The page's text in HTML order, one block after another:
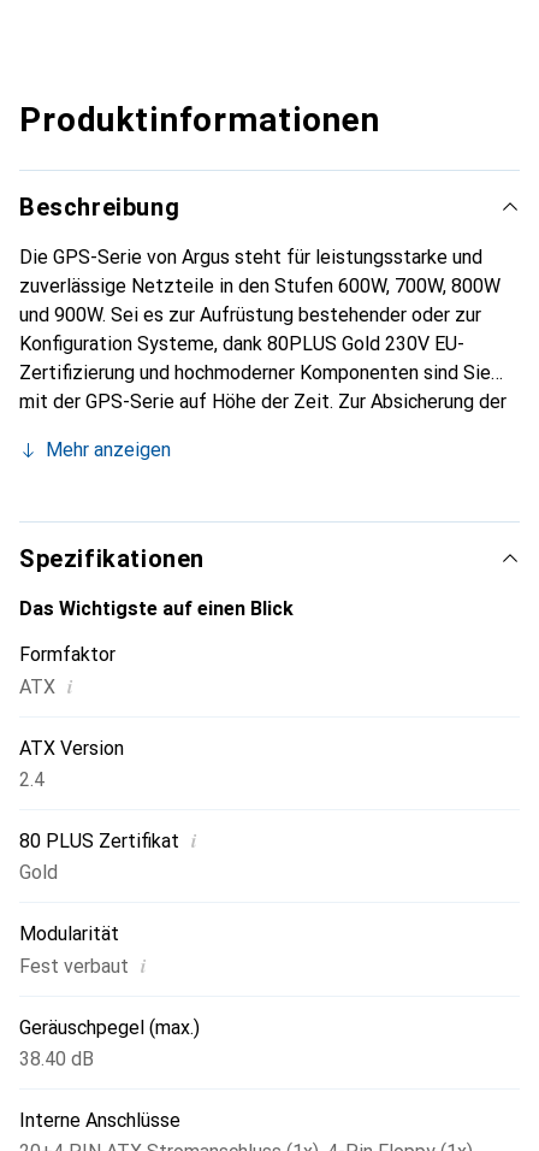
Produktinformationen
Beschreibung
Die GPS-Serie von Argus steht für leistungsstarke und
zuverlässige Netzteile in den Stufen 600W, 700W, 800W
und 900W. Sei es zur Aufrüstung bestehender oder zur
Konfiguration Systeme, dank 80PLUS Gold 230V EU-
Zertifizierung und hochmoderner Komponenten sind Sie
mit der GPS-Serie auf Höhe der Zeit. Zur Absicherung der
Kompromisse eingegangen und haben die Netzteile der
ausgestattet (OPP, SCP, OVP, OCP und NLP). Die gesamte
GPS-Serie ist mit einem laufruhigen 140mm Lüfter und
einer intelligenten Lüftersteuerung, kurz IFC, ausgerüstet.
Die IFC sorgt dafür, dass der Lüfter des Netzteils erst
des Netzteils 65°C überschreitet. Unterschreitet die
Innentemperatur 65°C, wird der Lüfter wieder in den
Netzteils extrem niedrig gehalten. Auch bei der
Anschlussvielfalt haben ein Auge auf grösstmögliche
anderen Kabelstränge als Flachbandversion ausgeführt -
spart Platz und Zeit beim Verlegen. So stehen dem GPS-
Anschlüsse zur Verfügung. Mit 66A auf der 12V-Leitung
zur Verfügung.
Mehr anzeigen
Spezifikationen
Das Wichtigste auf einen Blick
Formfaktor
ATX i
ATX Version
2.4
80 PLUS Zertifikat i
Gold
Modularität
Fest verbaut i
Geräuschpegel (max.)
38.40 dB
Interne Anschlüsse